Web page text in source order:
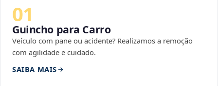
01
Guincho para Carro
Veículo com pane ou acidente? Realizamos a remoção
com agilidade e cuidado.
SAIBA MAIS